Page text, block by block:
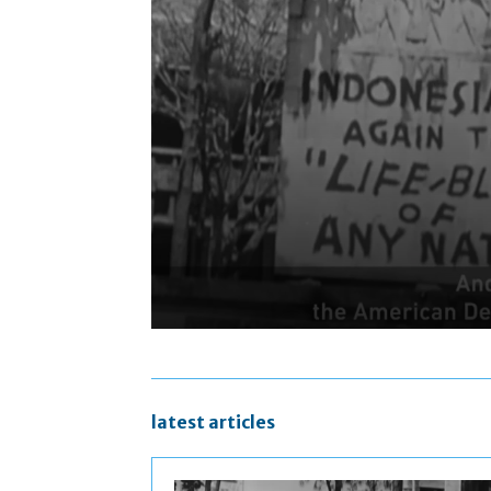
latest articles